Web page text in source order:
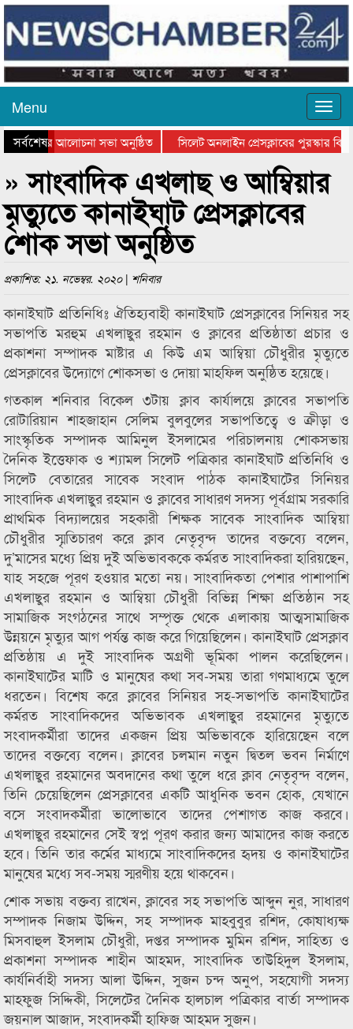
Menu
সর্বশেষ
দিবসের আলোচনা সভা অনুষ্ঠিত
সিলেট অনলাইন প্রেসক্লাবের পুরস্কার
সভা ও সম্মাননা প্রদান
কানাইঘাটের কিশোর আহাদের খুনি
» সাংবাদিক এখলাছ ও আম্বিয়ার
মৃত্যুতে কানাইঘাট প্রেসক্লাবের
শোক সভা অনুষ্ঠিত
প্রকাশিত: ২১. নভেম্বর. ২০২০ | শনিবার
কানাইঘাট প্রতিনিধিঃ ঐতিহ্যবাহী কানাইঘাট প্রেসক্লাবের সিনিয়র সহ
সভাপতি মরহুম এখলাছুর রহমান ও ক্লাবের প্রতিষ্ঠাতা প্রচার ও
প্রকাশনা সম্পাদক মাষ্টার এ কিউ এম আম্বিয়া চৌধুরীর মৃত্যুতে
প্রেসক্লাবের উদ্যোগে শোকসভা ও দোয়া মাহফিল অনুষ্ঠিত হয়েছে।
গতকাল শনিবার বিকেল ৩টায় ক্লাব কার্যালয়ে ক্লাবের সভাপতি
রোটারিয়ান শাহজাহান সেলিম বুলবুলের সভাপতিত্বে ও ক্রীড়া ও
সাংস্কৃতিক সম্পাদক আমিনুল ইসলামের পরিচালনায় শোকসভায়
দৈনিক ইত্তেফাক ও শ্যামল সিলেট পত্রিকার কানাইঘাট প্রতিনিধি ও
সিলেট বেতারের সাবেক সংবাদ পাঠক কানাইঘাটের সিনিয়র
সাংবাদিক এখলাছুর রহমান ও ক্লাবের সাধারণ সদস্য পূর্বগ্রাম সরকারি
প্রাথমিক বিদ্যালয়ের সহকারী শিক্ষক সাবেক সাংবাদিক আম্বিয়া
চৌধুরীর স্মৃতিচারণ করে ক্লাব নেতৃবৃন্দ তাদের বক্তব্যে বলেন,
দু’মাসের মধ্যে প্রিয় দুই অভিভাবককে কর্মরত সাংবাদিকরা হারিয়ছেন,
যাহ সহজে পূরণ হওয়ার মতো নয়। সাংবাদিকতা পেশার পাশাপাশি
এখলাছুর রহমান ও আম্বিয়া চৌধুরী বিভিন্ন শিক্ষা প্রতিষ্ঠান সহ
সামাজিক সংগঠনের সাথে সম্পৃক্ত থেকে এলাকায় আত্মসামাজিক
উন্নয়নে মৃত্যুর আগ পর্যন্ত কাজ করে গিয়েছিলেন। কানাইঘাট প্রেসক্লাব
প্রতিষ্ঠায় এ দুই সাংবাদিক অগ্রণী ভূমিকা পালন করেছিলেন।
কানাইঘাটের মাটি ও মানুষের কথা সব-সময় তারা গণমাধ্যমে তুলে
ধরতেন। বিশেষ করে ক্লাবের সিনিয়র সহ-সভাপতি কানাইঘাটের
কর্মরত সাংবাদিকদের অভিভাবক এখলাছুর রহমানের মৃত্যুতে
সংবাদকর্মীরা তাদের একজন প্রিয় অভিভাবকে হারিয়েছেন বলে
তাদের বক্তব্যে বলেন। ক্লাবের চলমান নতুন দ্বিতল ভবন নির্মাণে
এখলাছুর রহমানের অবদানের কথা তুলে ধরে ক্লাব নেতৃবৃন্দ বলেন,
তিনি চেয়েছিলেন প্রেসক্লাবের একটি আধুনিক ভবন হোক, যেখানে
বসে সংবাদকর্মীরা ভালোভাবে তাদের পেশাগত কাজ করবে।
এখলাছুর রহমানের সেই স্বপ্ন পূরণ করার জন্য আমাদের কাজ করতে
হবে। তিনি তার কর্মের মাধ্যমে সাংবাদিকদের হৃদয় ও কানাইঘাটের
মানুষের মধ্যে সব-সময় স্মরণীয় হয়ে থাকবেন।
শোক সভায় বক্তব্য রাখেন, ক্লাবের সহ সভাপতি আব্দুন নুর, সাধারণ
সম্পাদক নিজাম উদ্দিন, সহ সম্পাদক মাহবুবুর রশিদ, কোষাধ্যক্ষ
মিসবাহুল ইসলাম চৌধুরী, দপ্তর সম্পাদক মুমিন রশিদ, সাহিত্য ও
প্রকাশনা সম্পাদক শাহীন আহমদ, সাংবাদিক তাউহিদুল ইসলাম,
কার্যনির্বাহী সদস্য আলা উদ্দিন, সুজন চন্দ অনুপ, সহযোগী সদস্য
মাহফুজ সিদ্দিকী, সিলেটের দৈনিক হালচাল পত্রিকার বার্তা সম্পাদক
জয়নাল আজাদ, সংবাদকর্মী হাফিজ আহমদ সুজন।